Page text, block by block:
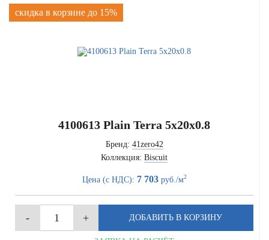
скидка в корзине до 15%
4100613 Plain Terra 5x20x0.8
Бренд: 41zero42
Коллекция: Biscuit
Цена (с НДС): 7 703руб./м2